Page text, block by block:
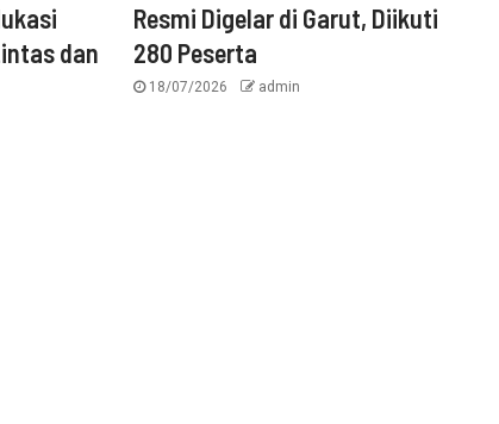
dan
Resmi Digelar di Garut, Diikuti
280 Peserta
18/07/2026 admin